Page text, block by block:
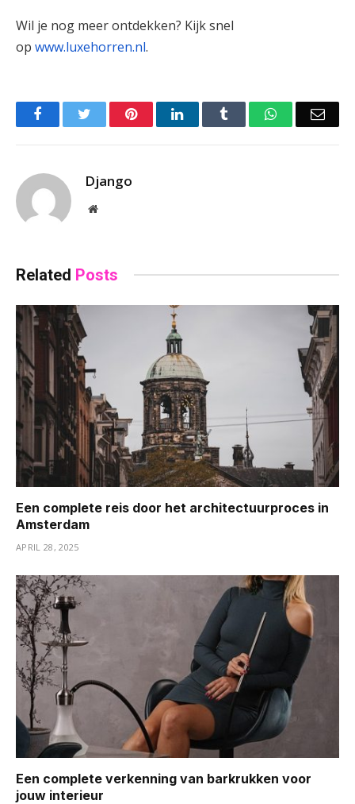
Wil je nog meer ontdekken? Kijk snel
op www.luxehorren.nl.
FacebookTwitter PinterestLinkedIn Tumblr WhatsApp
Django
Website
Related Posts
Een complete reis door het architectuurproces in
Amsterdam
APRIL 28, 2025
Een complete verkenning van barkrukken voor
jouw interieur